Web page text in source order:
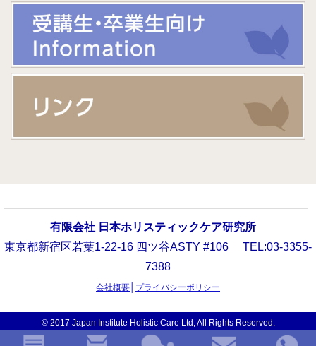
のに、ほぐれるのには感動しました。 このトリートメン
トを受け始めて、気持ちの切り替え方、睡眠の質などが変
わってきたように思えます。また、生理前に定期的に受け
ることがとても効果があるようです。『今週はアロマがあ
習慣づけが出来てくることによって、PMSの波にも対処す
（Mさん 20代女性）
一番楽になったのは、こめかみです。こめかみの骨が締ま
り、顔面が硬くなっていたのが、すっきりと楽になりまし
た。また、全身がだるかったのですが、すっきりしまし
た。生理前から生理中にかけて、非常に疲れやすかったの
た、にきびも出来にくくなりました。
有限会社 日本ホリスティックケア研究所
東京都新宿区若葉1-22-16 四ツ谷ASTY #106 TEL:03-3355-
7388
会社概要 プライバシーポリシー
© 2017 Japan Institute Holistic Care Ltd, All Rights Reserved.